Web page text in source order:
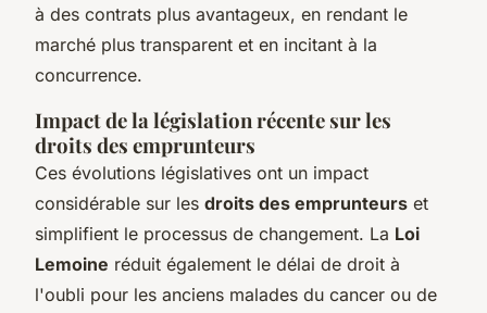
à des contrats plus avantageux, en rendant le
marché plus transparent et en incitant à la
concurrence.
Impact de la législation récente sur les
droits des emprunteurs
Ces évolutions législatives ont un impact
considérable sur les droits des emprunteurs et
simplifient le processus de changement. La Loi
Lemoine réduit également le délai de droit à
l'oubli pour les anciens malades du cancer ou de